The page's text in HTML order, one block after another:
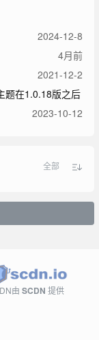
2024-12-8
4月前
2021-12-2
题在1.0.18版之后
2023-10-12
全部
由SCDN 提供